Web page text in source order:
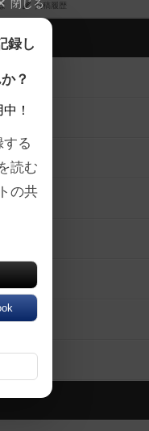
投稿履歴
閉じる
録し
？
！
る
読む
の共